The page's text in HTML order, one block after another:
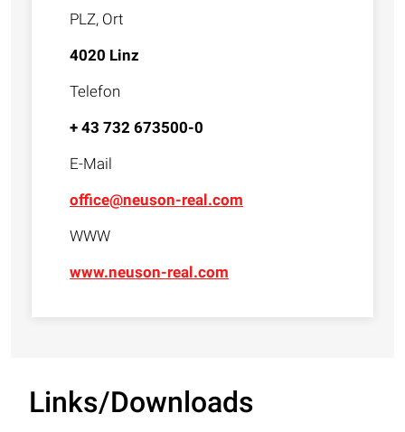
PLZ, Ort
4020 Linz
Telefon
+ 43 732 673500-0
E-Mail
office@neuson-real.com
WWW
www.neuson-real.com
Links/Downloads